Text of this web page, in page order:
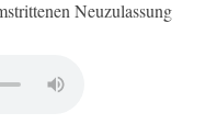
Neuzulassung